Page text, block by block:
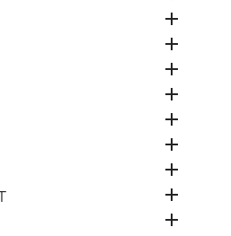








